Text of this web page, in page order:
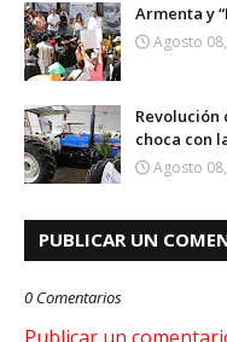
Armenta y
Agosto
Revolución
choca con
Agosto
PUBLICAR UN
0 Comentarios